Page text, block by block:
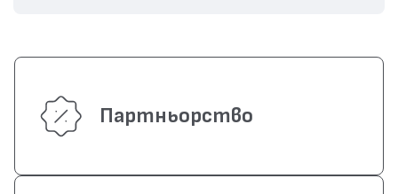
Партньорство